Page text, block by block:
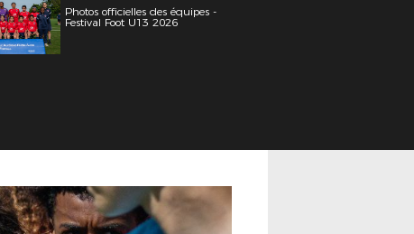
Photos officielles des équipes -
Festival Foot U13 2026